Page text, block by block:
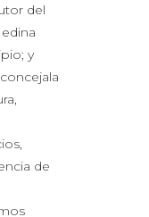
del
y
de